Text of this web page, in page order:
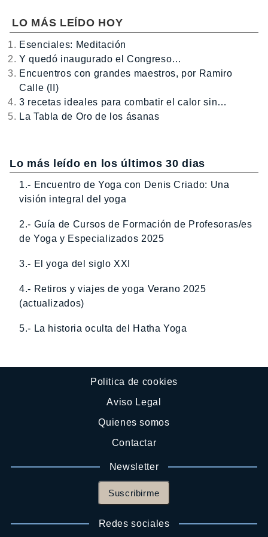
LO MÁS LEÍDO HOY
Esenciales: Meditación
Y quedó inaugurado el Congreso…
Encuentros con grandes maestros, por Ramiro
Calle (II)
3 recetas ideales para combatir el calor sin…
La Tabla de Oro de los ásanas
Lo más leído en los últimos 30 dias
1.- Encuentro de Yoga con Denis Criado: Una
visión integral del yoga
2.- Guía de Cursos de Formación de Profesoras/es
de Yoga y Especializados 2025
3.- El yoga del siglo XXI
4.- Retiros y viajes de yoga Verano 2025
(actualizados)
5.- La historia oculta del Hatha Yoga
Politica de cookies
Aviso Legal
Quienes somos
Contactar
Newsletter
Suscribirme
Redes sociales